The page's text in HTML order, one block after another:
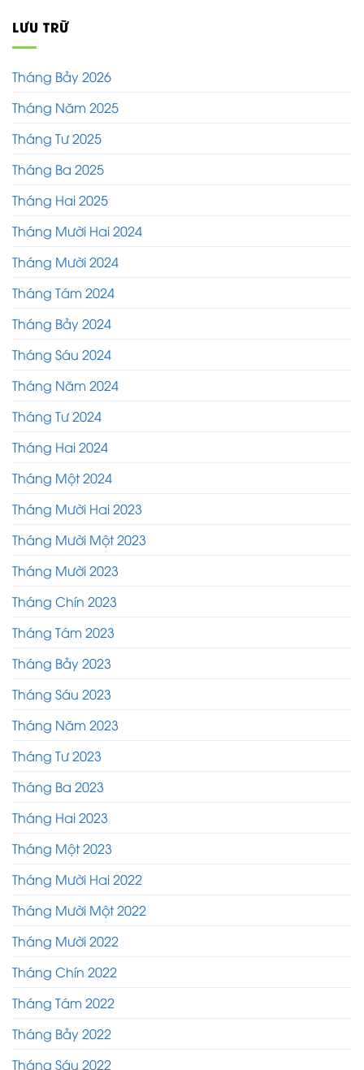
LƯU TRỮ
Tháng Bảy 2026
Tháng Năm 2025
Tháng Tư 2025
Tháng Ba 2025
Tháng Hai 2025
Tháng Mười Hai 2024
Tháng Mười 2024
Tháng Tám 2024
Tháng Bảy 2024
Tháng Sáu 2024
Tháng Năm 2024
Tháng Tư 2024
Tháng Hai 2024
Tháng Một 2024
Tháng Mười Hai 2023
Tháng Mười Một 2023
Tháng Mười 2023
Tháng Chín 2023
Tháng Tám 2023
Tháng Bảy 2023
Tháng Sáu 2023
Tháng Năm 2023
Tháng Tư 2023
Tháng Ba 2023
Tháng Hai 2023
Tháng Một 2023
Tháng Mười Hai 2022
Tháng Mười Một 2022
Tháng Mười 2022
Tháng Chín 2022
Tháng Tám 2022
Tháng Bảy 2022
Tháng Sáu 2022